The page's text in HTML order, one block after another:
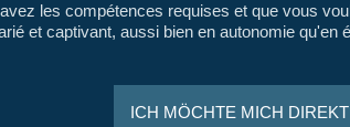
les compétences requises et que vous
et captivant, aussi bien en autonomie qu'en
ICH MÖCHTE MICH